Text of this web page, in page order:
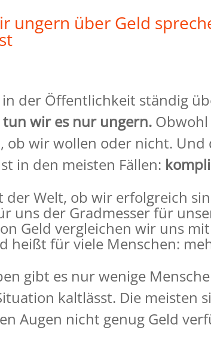
ungern über Geld
der Öffentlichkeit ständig
wir es nur ungern.
ob wir wollen oder nicht. Und
in den meisten Fällen:
der Welt, ob wir erfolgreich
uns der Gradmesser für
Geldvergleichen wir uns
heißt für viele Menschen:
gibt es nur wenige
kaltlässt. Die meisten
Augen nicht genug Geld